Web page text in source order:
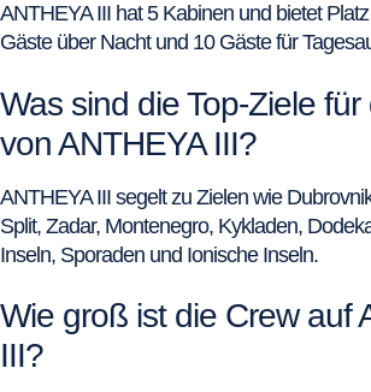
ANTHEYA III hat 5 Kabinen und bietet
Gäste über Nacht und 10 Gäste für
Was sind die Top-Ziele
von ANTHEYA III?
ANTHEYA III segelt zu Zielen wie
Split, Zadar, Montenegro, Kykladen,
Inseln, Sporaden und Ionische Inseln.
Wie groß ist die Crew auf
III?